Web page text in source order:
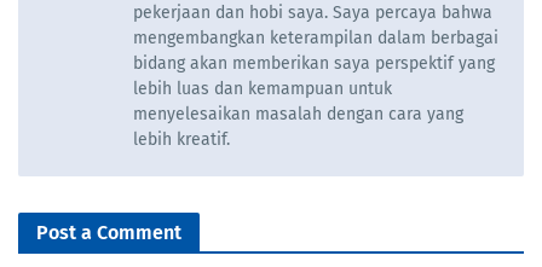
pekerjaan dan hobi saya. Saya percaya bahwa
mengembangkan keterampilan dalam berbagai
bidang akan memberikan saya perspektif yang
lebih luas dan kemampuan untuk
menyelesaikan masalah dengan cara yang
lebih kreatif.
Post a Comment